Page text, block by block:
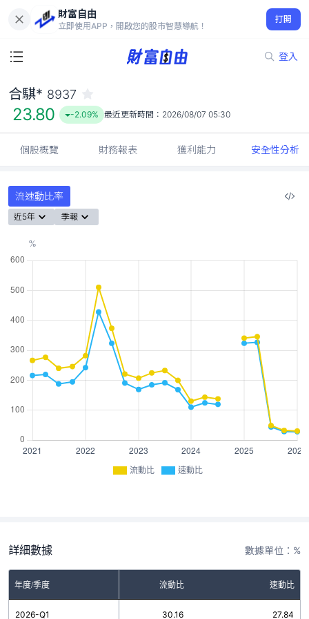
財富自由
立即使用APP，開啟您的股市智慧導航！
打開
登入
23.80
-2.09%
合騏* 8937
23.80 -2.09% 最近更新時間： 2026/08/07 05:30
個股概覽 財務報表 獲利能力 安全性分析
流速動比率
近5年 季報
流動比 速動比
詳細數據 數據單位：%
年度/季度 流動比 速動比
2026-Q1 30.16 27.84